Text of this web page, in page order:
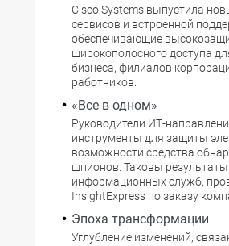
Cisco Systems выпустила
сервисов и встроенной
обеспечивающие
широкополосного доступа
бизнеса, филиалов
работников.
«Все в одном»
Руководители ИТ-
инструменты для защиты
возможности средства
шпионов. Таковы
информационных служб,
InsightExpress по заказу
Эпоха трансформации
Углубление изменений,